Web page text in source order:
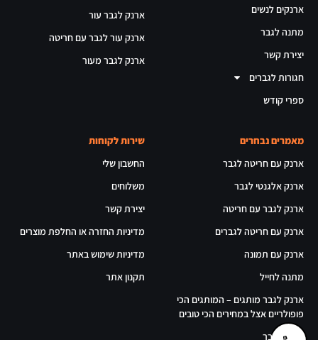
ארנקים לנשים
מתנה לגבר
יצירת קשר
חגורות לגברים
ספרי קודש
ארנק לגבר עור
ארנק עור לגבר עם חריטה
ארנק לגבר מעור
מאמרים נבחרים
ארנק עם חריטה לגבר
ארנק אלגנטי לגבר
ארנק לגבר עם חריטה
ארנק עם חריטה לגברים
ארנק עם תמונה
מתנה לחייל
ארנק לגבר מותגים – המותגים הכי
פופולריים אצל במחירים הכי טובים
ארנק לגבר
שירות לקוחות
החשבון שלי
משלוחים
יצירת קשר
מדיניות החזרה או החלפת מוצרים
מדיניות שימוש באתר
תקנון אתר